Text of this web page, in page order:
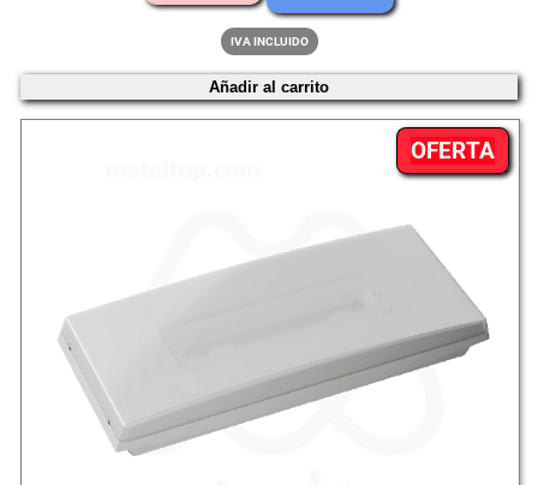
precio
original
era:
precio
39,18 €.
IVA INCLUIDO
Añadir al carrito
OFERTA
EN